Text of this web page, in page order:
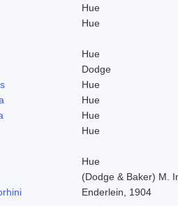
Hue
Hue
Hue
Dodge
Hue
Hue
Hue
Hue
Hue
(Dodge & Baker) M.
Enderlein, 1904